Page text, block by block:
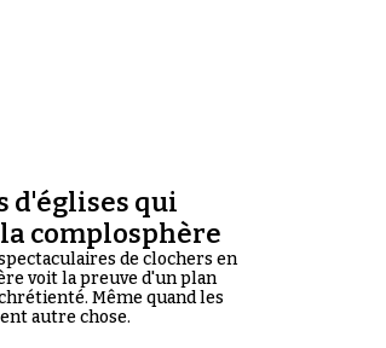
d'églises qui
complosphère
de clochers en
voit la preuve d'un plan
Même quand les
autre chose.